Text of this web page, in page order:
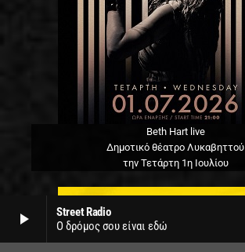
play_arrow
Street Radio
Ο δρόμος σου είναι εδώ
Beth Hart live
Δημοτικό θέατρο Λυκαβηττού
την Τετάρτη 1η Ιουλίου